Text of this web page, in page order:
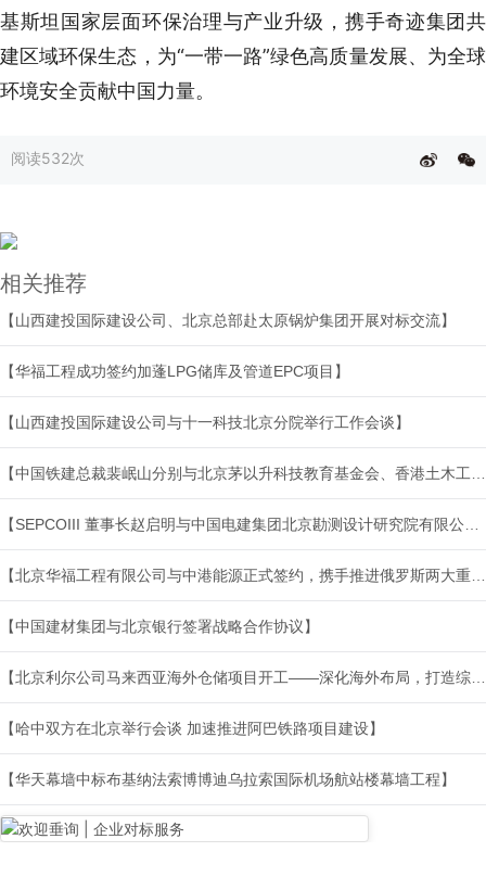
基斯坦国家层面环保治理与产业升级，携手奇迹集团共
建区域环保生态，为“一带一路”绿色高质量发展、为全球
环境安全贡献中国力量。
阅读532次
相关推荐
【山西建投国际建设公司、北京总部赴太原锅炉集团开展对标交流】
【华福工程成功签约加蓬LPG储库及管道EPC项目】
【山西建投国际建设公司与十一科技北京分院举行工作会谈】
【中国建材集团与北京银行签署战略合作协议】
【哈中双方在北京举行会谈 加速推进阿巴铁路项目建设】
【华天幕墙中标布基纳法索博博迪乌拉索国际机场航站楼幕墙工程】